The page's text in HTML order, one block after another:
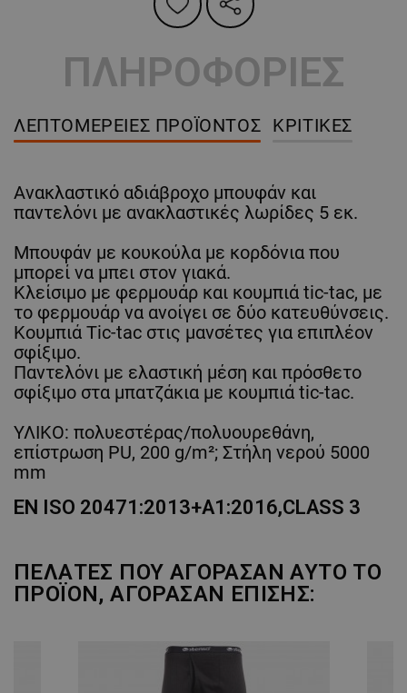
ΠΛΗΡΟΦΟΡΙΕΣ
ΛΕΠΤΟΜΈΡΕΙΕΣ ΠΡΟΪΌΝΤΟΣ ΚΡΙΤΙΚΈΣ
Ανακλαστικό αδιάβροχο μπουφάν και
παντελόνι με ανακλαστικές λωρίδες 5 εκ.
Μπουφάν με κουκούλα με κορδόνια που
μπορεί να μπει στον γιακά.
Κλείσιμο με φερμουάρ και κουμπιά tic-tac, με
το φερμουάρ να ανοίγει σε δύο κατευθύνσεις.
Κουμπιά Tic-tac στις μανσέτες για επιπλέον
σφίξιμο.
Παντελόνι με ελαστική μέση και πρόσθετο
σφίξιμο στα μπατζάκια με κουμπιά tic-tac.
ΥΛΙΚΟ: πολυεστέρας/πολυουρεθάνη,
επίστρωση PU, 200 g/m²; Στήλη νερού 5000
mm
EN ISO 20471:2013+A1:2016,CLASS 3
ΠΕΛΆΤΕΣ ΠΟΥ ΑΓΌΡΑΣΑΝ ΑΥΤΌ ΤΟ
ΠΡΟΪΌΝ, ΑΓΌΡΑΣΑΝ ΕΠΊΣΗΣ: